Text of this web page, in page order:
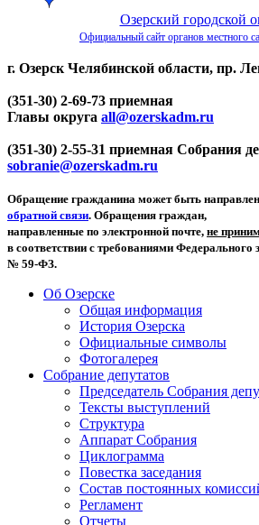
Озерский городской
Официальный сайт органов местного
г. Озерск Челябинской области, пр.
(351-30) 2-69-73 приемная
Главы округа all@ozerskadm.ru
(351-30) 2-55-31 приемная Собрания
sobranie@ozerskadm.ru
Обращение гражданина может быть
обратной связи. Обращения граждан,
направленные по электронной почте, не
в соответствии с требованиями Федерального
№ 59-ФЗ.
Об Озерске
Общая информация
История Озерска
Официальные символы
Фотогалерея
Собрание депутатов
Председатель Собрания
Тексты выступлений
Структура
Аппарат Собрания
Циклограмма
Повестка заседания
Состав постоянных
Регламент
Отчеты